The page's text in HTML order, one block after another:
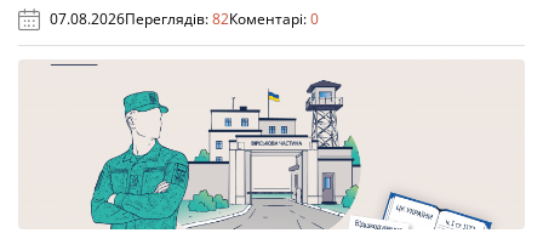
07.08.2026Переглядів:82Коментарі:0